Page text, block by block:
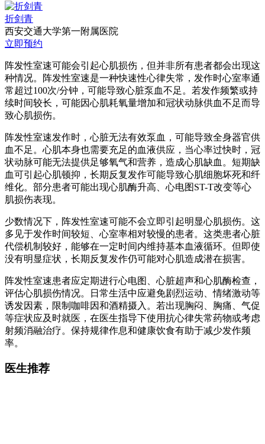
折剑青
西安交通大学第一附属医院
立即预约
阵发性室速可能会引起心肌损伤，但并非所有患者都会出现这
种情况。阵发性室速是一种快速性心律失常，发作时心室率通
常超过100次/分钟，可能导致心脏泵血不足。若发作频繁或持
续时间较长，可能因心肌耗氧量增加和冠状动脉供血不足而导
致心肌损伤。
阵发性室速发作时，心脏无法有效泵血，可能导致全身器官供
血不足。心肌本身也需要充足的血液供应，当心率过快时，冠
状动脉可能无法提供足够氧气和营养，造成心肌缺血。短期缺
血可引起心肌顿抑，长期反复发作可能导致心肌细胞坏死和纤
维化。部分患者可能出现心肌酶升高、心电图ST-T改变等心
肌损伤表现。
少数情况下，阵发性室速可能不会立即引起明显心肌损伤。这
多见于发作时间较短、心室率相对较慢的患者。这类患者心脏
代偿机制较好，能够在一定时间内维持基本血液循环。但即使
没有明显症状，长期反复发作仍可能对心肌造成潜在损害。
阵发性室速患者应定期进行心电图、心脏超声和心肌酶检查，
评估心肌损伤情况。日常生活中应避免剧烈运动、情绪激动等
诱发因素，限制咖啡因和酒精摄入。若出现胸闷、胸痛、气促
等症状应及时就医，在医生指导下使用抗心律失常药物或考虑
射频消融治疗。保持规律作息和健康饮食有助于减少发作频
率。
医生推荐